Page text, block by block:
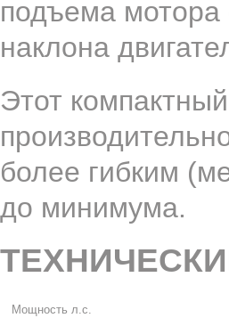
подъема мотора
наклона
Этот
более гибким
до минимума.
Мощность л.с.